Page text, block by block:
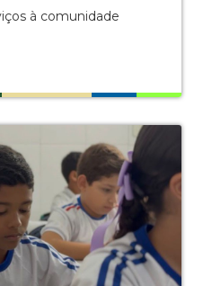
à comunidade